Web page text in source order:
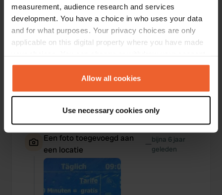
measurement, audience research and services
development. You have a choice in who uses your data
and for what purposes. Your privacy choices are only
applicable on this digital property where you have made
any time from the Cookie Declaration or by clicking on
the Privacy trigger icon.
Collect information about your geographical location
which can be accurate to within several meters
Identify your device by actively scanning it for
specific characteristics (fingerprinting)
Find out more about how your personal data is processed
and set your preferences in the
Allow all cookies
Use necessary cookies only
Een foto toegevoegd aan
een locatie
—bijna 6 jaar
geleden